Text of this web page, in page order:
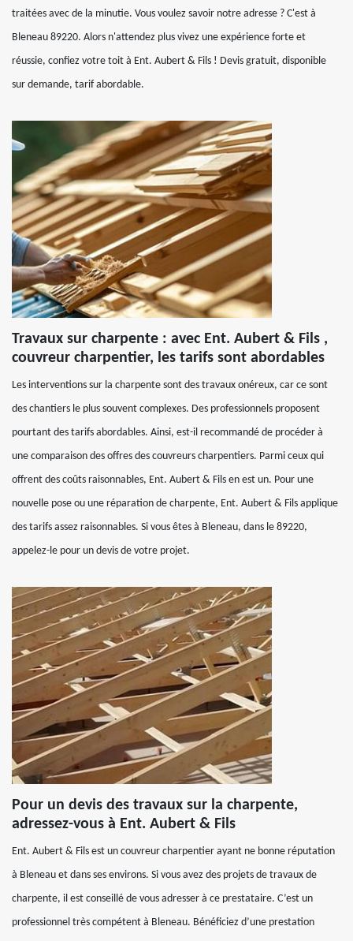
traitées avec de la minutie. Vous voulez savoir notre adresse ? C'est à
Bleneau 89220. Alors n'attendez plus vivez une expérience forte et
réussie, confiez votre toit à Ent. Aubert & Fils ! Devis gratuit, disponible
sur demande, tarif abordable.
Travaux sur charpente : avec Ent. Aubert & Fils ,
couvreur charpentier, les tarifs sont abordables
Les interventions sur la charpente sont des travaux onéreux, car ce sont
des chantiers le plus souvent complexes. Des professionnels proposent
pourtant des tarifs abordables. Ainsi, est-il recommandé de procéder à
une comparaison des offres des couvreurs charpentiers. Parmi ceux qui
offrent des coûts raisonnables, Ent. Aubert & Fils en est un. Pour une
nouvelle pose ou une réparation de charpente, Ent. Aubert & Fils applique
des tarifs assez raisonnables. Si vous êtes à Bleneau, dans le 89220,
appelez-le pour un devis de votre projet.
Pour un devis des travaux sur la charpente,
adressez-vous à Ent. Aubert & Fils
Ent. Aubert & Fils est un couvreur charpentier ayant ne bonne réputation
à Bleneau et dans ses environs. Si vous avez des projets de travaux de
charpente, il est conseillé de vous adresser à ce prestataire. C’est un
professionnel très compétent à Bleneau. Bénéficiez d’une prestation